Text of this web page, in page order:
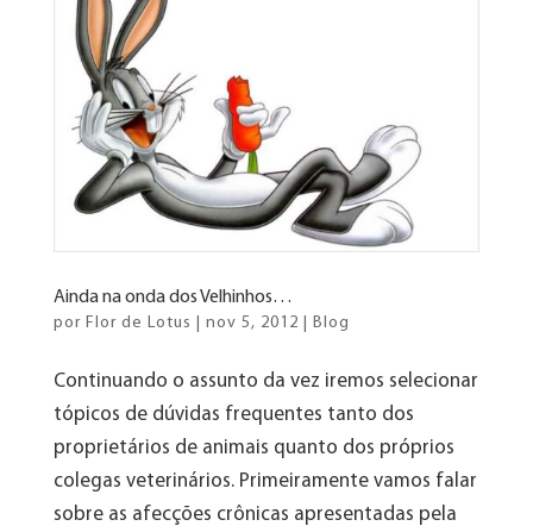
Ainda na onda dos Velhinhos…
por Flor de Lotus nov 5, 2012 Blog
Continuando o assunto da vez iremos selecionar
tópicos de dúvidas frequentes tanto dos
proprietários de animais quanto dos próprios
colegas veterinários. Primeiramente vamos falar
sobre as afecções crônicas apresentadas pela